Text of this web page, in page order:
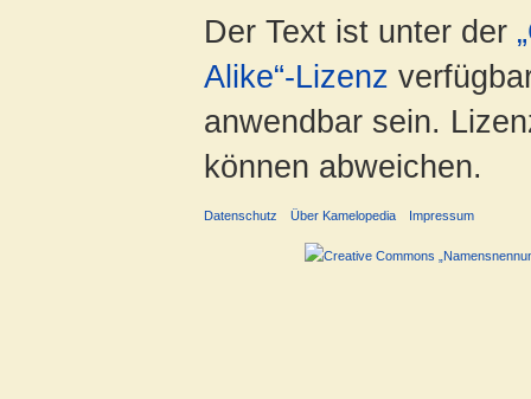
Der Text ist unter der
Alike“-Lizenz
anwendbar sein.
können abweichen.
Datenschutz Über Kamelopedia Impressum